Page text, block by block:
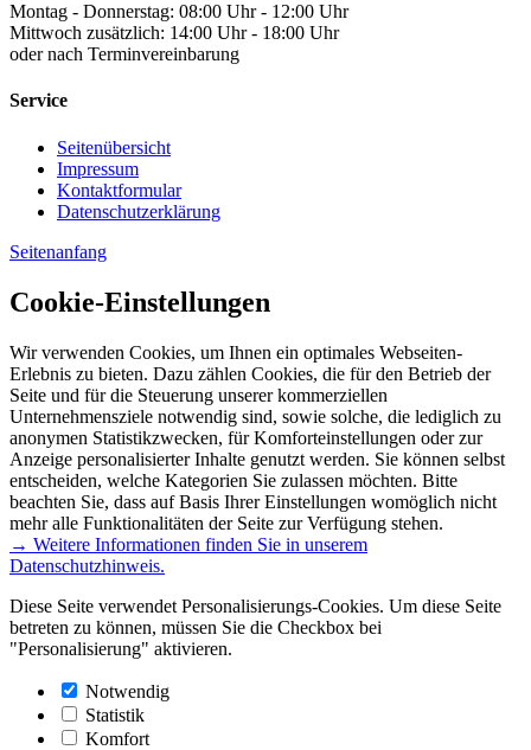
Montag - Donnerstag: 08:00 Uhr - 12:00 Uhr
Mittwoch zusätzlich: 14:00 Uhr - 18:00 Uhr
oder nach Terminvereinbarung
Service
Seitenübersicht
Impressum
Kontaktformular
Datenschutzerklärung
Seitenanfang
Cookie-Einstellungen
Wir verwenden Cookies, um Ihnen ein optimales Webseiten-
Erlebnis zu bieten. Dazu zählen Cookies, die für den Betrieb der
Seite und für die Steuerung unserer kommerziellen
Unternehmensziele notwendig sind, sowie solche, die lediglich zu
anonymen Statistikzwecken, für Komforteinstellungen oder zur
Anzeige personalisierter Inhalte genutzt werden. Sie können selbst
entscheiden, welche Kategorien Sie zulassen möchten. Bitte
beachten Sie, dass auf Basis Ihrer Einstellungen womöglich nicht
mehr alle Funktionalitäten der Seite zur Verfügung stehen.
→ Weitere Informationen finden Sie in unserem
Datenschutzhinweis.
Diese Seite verwendet Personalisierungs-Cookies. Um diese Seite
betreten zu können, müssen Sie die Checkbox bei
"Personalisierung" aktivieren.
Notwendig
Statistik
Komfort